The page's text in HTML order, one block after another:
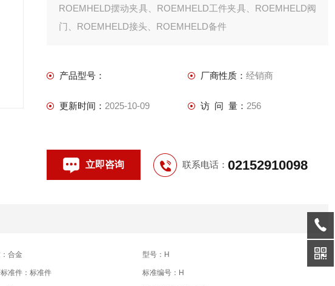
ROEMHELD摆动夹具、ROEMHELD工件夹具、ROEMHELD阀
门、ROEMHELD接头、ROEMHELD备件
产品型号： 厂商性质： 经销商
更新时间： 2025-10-09 访 问 量： 256
立即咨询 联系电话： 02152910098
合金 型号：H
准件：标准件 标准编号：H